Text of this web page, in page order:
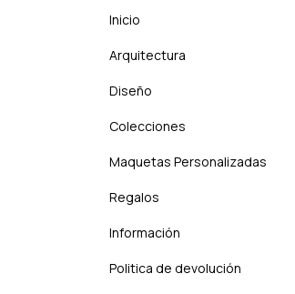
Inicio
Arquitectura
Diseño
Colecciones
Maquetas Personalizadas
Regalos
Información
Politica de devolución